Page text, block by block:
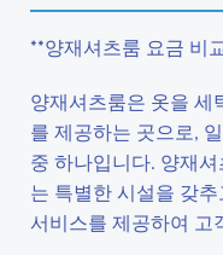
**양재셔츠룸 요금 비
양재셔츠룸은 옷을 세
를 제공하는 곳으로,
중 하나입니다. 양재
는 특별한 시설을 갖
서비스를 제공하여 고